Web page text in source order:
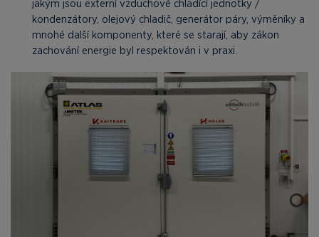
jakým jsou externí vzduchové chladící jednotky /
kondenzátory, olejový chladič, generátor páry, výměníky a
mnohé další komponenty, které se starají, aby zákon
zachování energie byl respektován i v praxi.